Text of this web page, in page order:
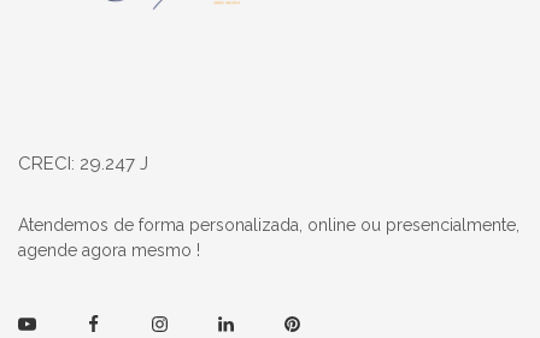
CRECI: 29.247 J
Atendemos de forma personalizada, online ou presencialmente,
agende agora mesmo !
YoutubeFacebookInstagramLinkedinPinterest